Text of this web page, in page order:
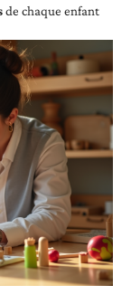
de chaque enfant